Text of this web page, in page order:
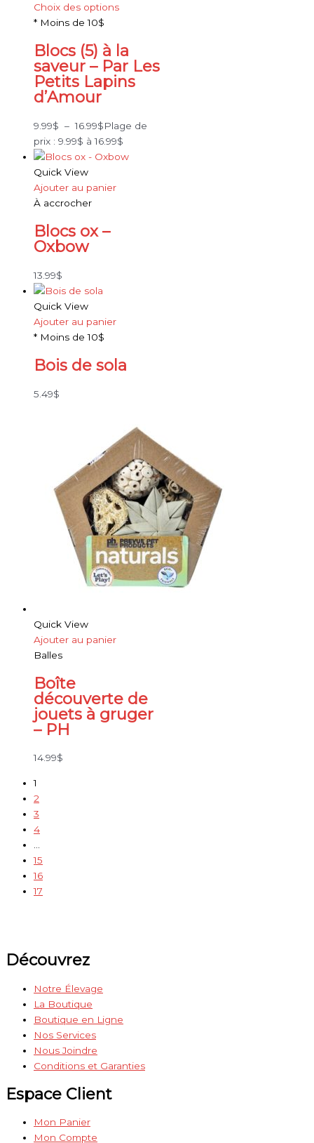
Choix des options
* Moins de 10$
Blocs (5) à la
saveur – Par Les
Petits Lapins
d’Amour
9.99$ – 16.99$Plage de
prix : 9.99$ à 16.99$
Quick View
Ajouter au panier
À accrocher
Blocs ox –
Oxbow
13.99$
Quick View
Ajouter au panier
* Moins de 10$
Bois de sola
5.49$
Quick View
Ajouter au panier
Balles
Boîte
découverte de
jouets à gruger
– PH
14.99$
1
2
3
4
15
16
17
Découvrez
Notre Élevage
La Boutique
Boutique en Ligne
Nos Services
Nous Joindre
Conditions et Garanties
Espace Client
Mon Panier
Mon Compte